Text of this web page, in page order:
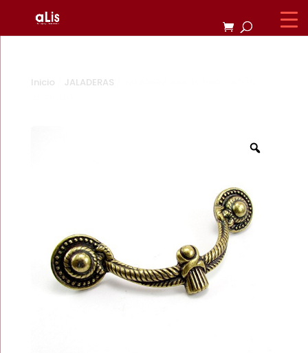
Inicio JALADERAS